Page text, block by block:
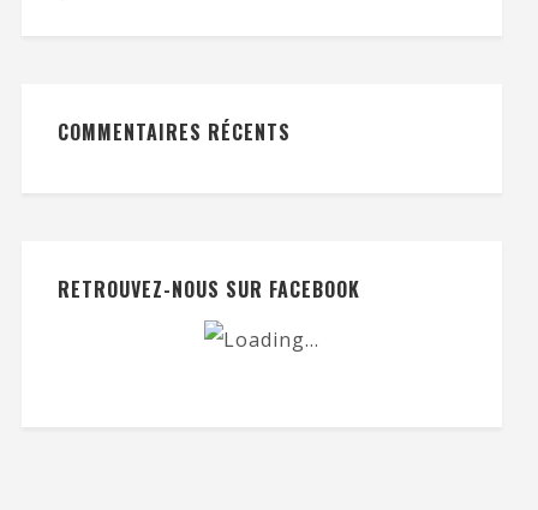
COMMENTAIRES RÉCENTS
RETROUVEZ-NOUS SUR FACEBOOK